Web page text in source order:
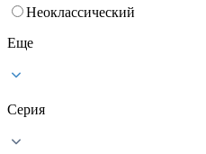
Неоклассический
Еще
Серия